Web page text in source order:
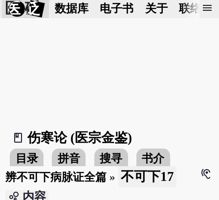
医 砭 数据库 电子书 关于 联络我
menu
book_2
伤寒论 (医宗金鉴)
目录 拼音 搜寻
书介
辨不可下病脉证全篇 » 不可下17
hearing
bubble_chart 内容